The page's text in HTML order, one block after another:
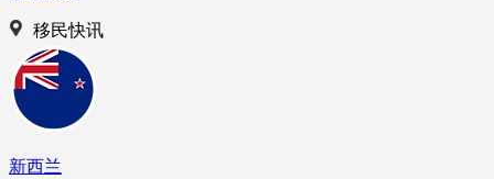
移民快讯
新西兰